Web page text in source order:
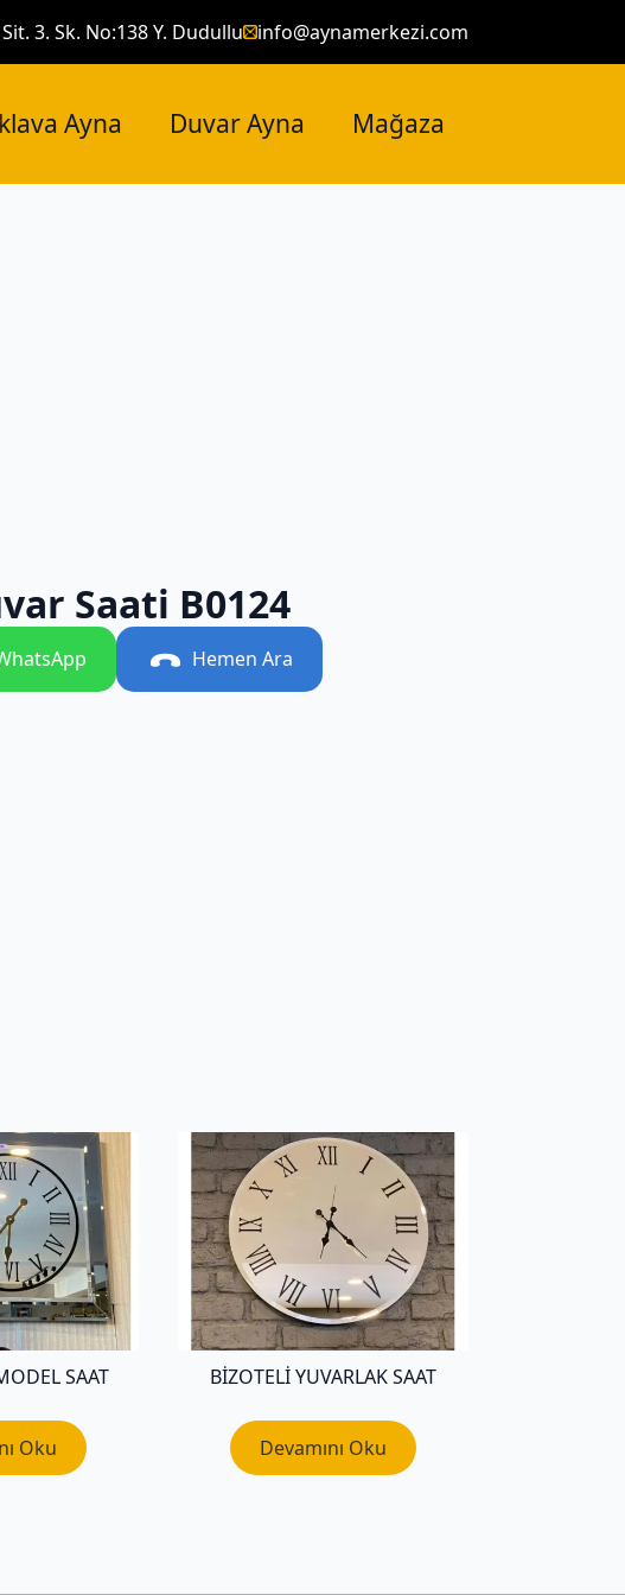
3. Sk. No:138 Y. Dudullu info@aynamerkezi.com
Ayna Duvar Ayna Mağaza
Saati B0124
Hemen Ara
SAAT
Oku
BIZOTELI YUVARLAK SAAT
Devamını Oku